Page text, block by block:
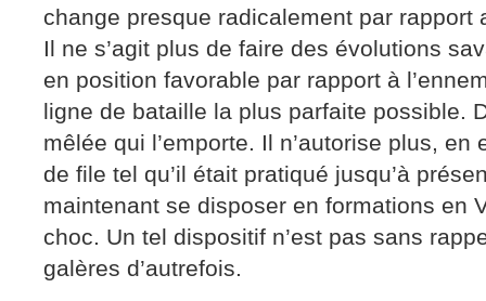
change presque radicalement par rapport
Il ne s’agit plus de faire des évolutions
en position favorable par rapport à
ligne de bataille la plus parfaite possible.
mêlée qui l’emporte. Il n’autorise plus,
de file tel qu’il était pratiqué jusqu’à
maintenant se disposer en formations en
choc. Un tel dispositif n’est pas sans
galères d’autrefois.